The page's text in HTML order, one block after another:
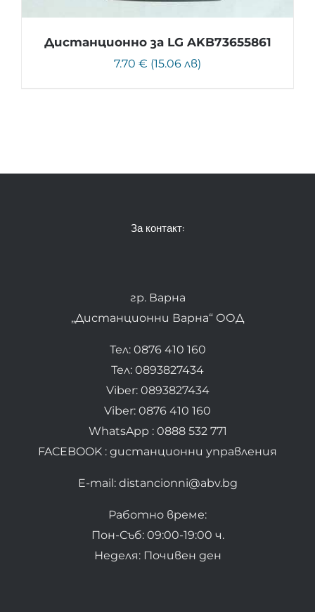
Дистанционно за LG AKB73655861
7.70 € (15.06 лв)
За контакт:
гр. Варна
„Дистанционни Варна“ ООД
Тел: 0876 410 160
Тел: 0893827434
Viber: 0893827434
Viber: 0876 410 160
WhatsApp : 0888 532 771
FACEBOOK : дистанционни управления
E-mail: distancionni@abv.bg
Работно време:
Пон-Съб: 09:00-19:00 ч.
Неделя: Почивен ден